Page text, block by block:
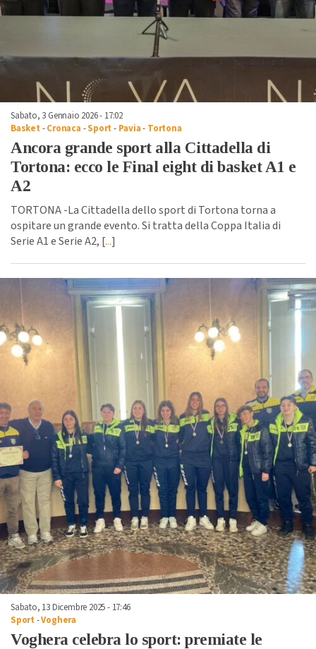
Sabato, 3 Gennaio 2026 - 17:02
Basket -Cronaca -Sport - Pavia- Tortona
Ancora grande sport alla Cittadella di
Tortona: ecco le Final eight di basket A1 e
A2
TORTONA -La Cittadella dello sport di Tortona torna a
ospitare un grande evento. Si tratta della Coppa Italia di
Serie A1 e Serie A2, [...]
Sabato, 13 Dicembre 2025 - 17:46
Sport -Voghera
Voghera celebra lo sport: premiate le